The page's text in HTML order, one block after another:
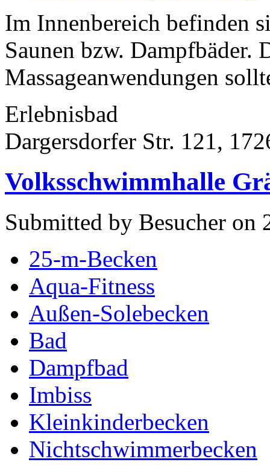
Im Innenbereich befinden
Saunen bzw.
Massageanwendungen
Erlebnisbad
Dargersdorfer Str. 121,
Volksschwimmhalle
Submitted by Besucher on
25-m-Becken
Aqua-Fitness
Außen-Solebecken
Bad
Dampfbad
Imbiss
Kleinkinderbecken
Nichtschwimmerbecken